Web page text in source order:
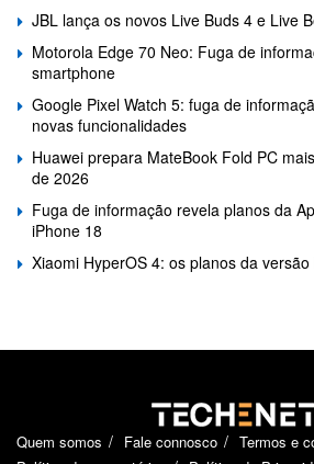
JBL lança os novos Live Buds 4 e Live
Motorola Edge 70 Neo: Fuga de
smartphone
Google Pixel Watch 5: fuga de
novas funcionalidades
Huawei prepara MateBook Fold PC
de 2026
Fuga de informação revela planos da
iPhone 18
Xiaomi HyperOS 4: os planos da
Quem somos Fale connosco
Termos e